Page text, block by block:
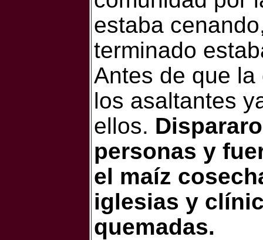
estaba
terminado
Antes de que
los asaltantes
ellos.
personas y
el maíz
iglesias y
quemadas.